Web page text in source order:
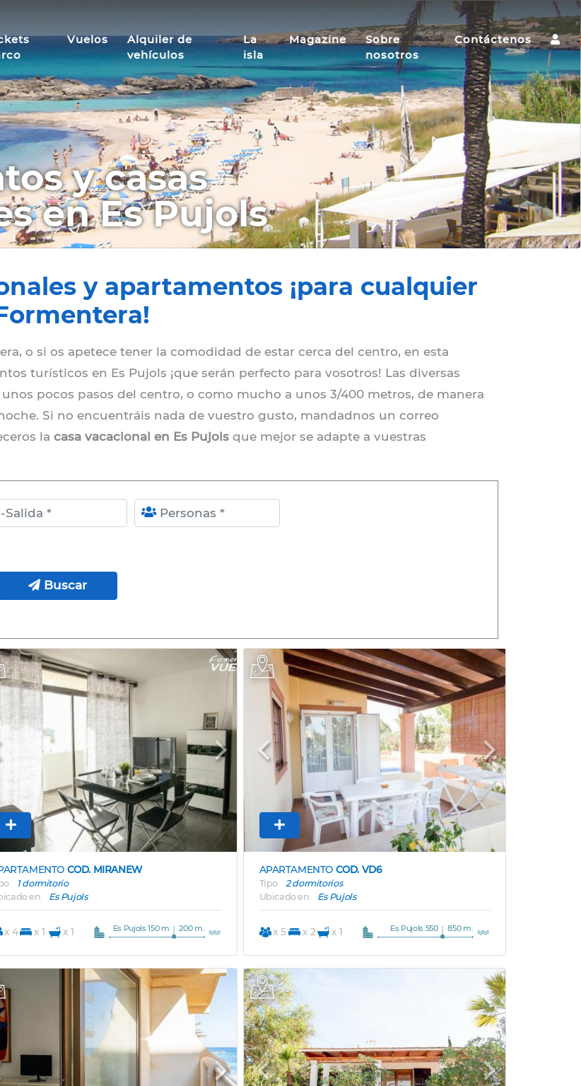
Vuelos
Alquiler de
vehículos
La
isla
Magazine
Sobre
nosotros
Contáctenos
y casas
en Es Pujols
y apartamentos ¡para cualquier
o si os apetece tener la comodidad de estar cerca del centro, en esta
turísticos en Es Pujols ¡que serán perfecto para vosotros! Las diversas
pocos pasos del centro, o como mucho a unos 3/400 metros, de manera
Si no encuentráis nada de vuestro gusto, mandadnos un correo
la casa vacacional en Es Pujols que mejor se adapte a vuestras
Personas
Buscar
Next
COD. MIRANEW
1 dormitorio
en
Es Pujols
x 4 x 1 x 1 Es Pujols 150 m 200 m.
Previous Next
APARTAMENTO COD. VD6
Tipo
2 dormitorios
Ubicado en
Es Pujols
x 5 x 2 x 1 Es Pujols 550 850 m.
Next Previous Next